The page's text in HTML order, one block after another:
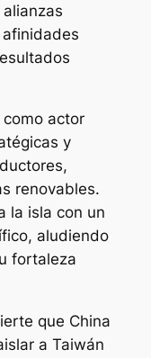
actor
y
renovables.
la isla con un
aludiendo
fortaleza
que China
a Taiwán